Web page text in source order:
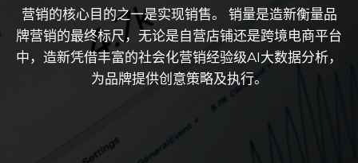
媒体资讯
海外社媒营销
跨境市场营销
关于我们
加入我们
联系我们
ENGLISH
营销的核心目的之一是实现销售。 销量是造新衡量品
牌营销的最终标尺，无论是自营店铺还是跨境电商平台
中，造新凭借丰富的社会化营销经验级AI大数据分析，
为品牌提供创意策略及执行。